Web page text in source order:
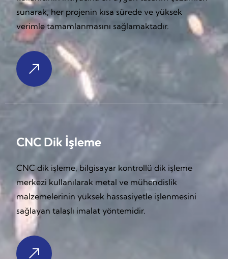
sunarak, her projenin kısa sürede ve yüksek
verimle tamamlanmasını sağlamaktadır.
CNC Dik İşleme
CNC dik işleme, bilgisayar kontrollü dik işleme
merkezi kullanılarak metal ve mühendislik
malzemelerinin yüksek hassasiyetle işlenmesini
sağlayan talaşlı imalat yöntemidir.